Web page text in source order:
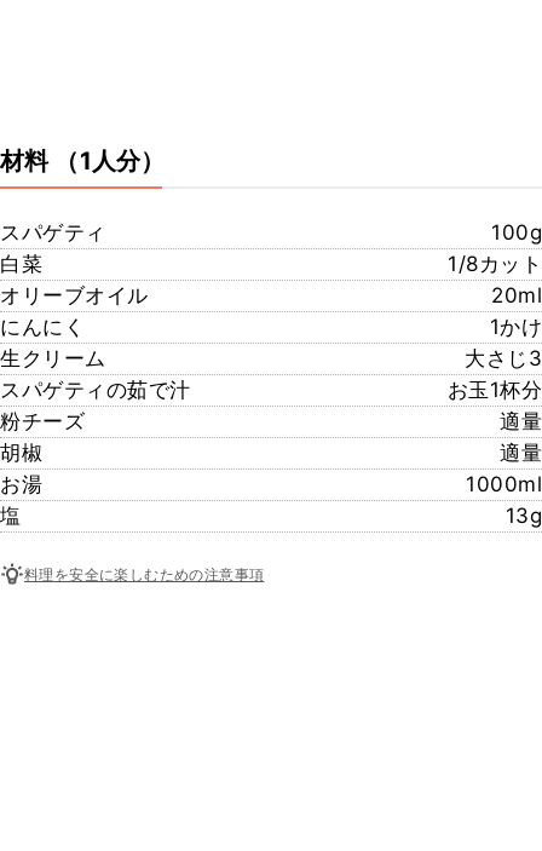
材料 （1人分）
スパゲティ
100g
白菜
1/8カット
オリーブオイル
20ml
にんにく
1かけ
生クリーム
大さじ3
スパゲティの茹で汁
お玉1杯分
粉チーズ
適量
胡椒
適量
お湯
1000ml
塩
13g
料理を安全に楽しむための注意事項